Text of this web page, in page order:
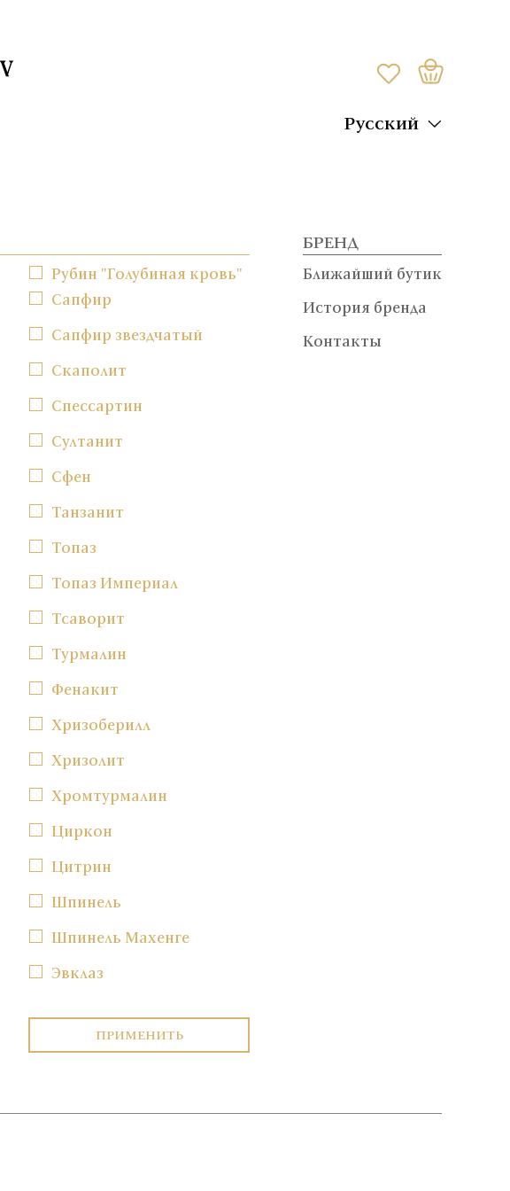
Русский
Рубин "Голубиная кровь"
Сапфир
Сапфир звездчатый
Скаполит
Спессартин
Султанит
Сфен
Танзанит
Топаз
Топаз Империал
Тсаворит
Турмалин
Фенакит
Хризоберилл
Хризолит
Хромтурмалин
Циркон
Цитрин
Шпинель
Шпинель Махенге
Эвклаз
ПРИМЕНИТЬ
БРЕНД
Ближайший бутик
История бренда
Контакты